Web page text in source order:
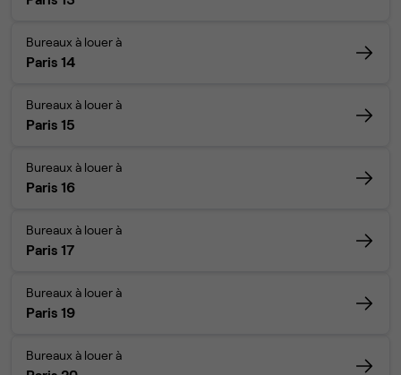
Bureaux à louer à
Paris 14
Bureaux à louer à
Paris 15
Bureaux à louer à
Paris 16
Bureaux à louer à
Paris 17
Bureaux à louer à
Paris 19
Bureaux à louer à